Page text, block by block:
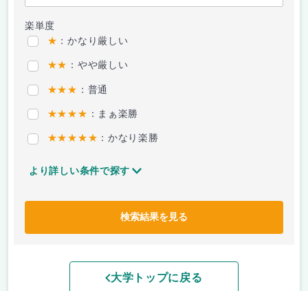
楽単度
★ ：かなり厳しい
★★ ：やや厳しい
★★★ ：普通
★★★★ ：まぁ楽勝
★★★★★ ：かなり楽勝
より詳しい条件で探す
検索結果を見る
大学トップに戻る